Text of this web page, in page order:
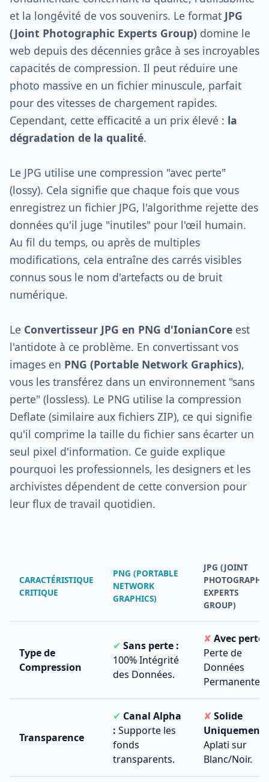
et la longévité de vos souvenirs. Le format JPG
(Joint Photographic Experts Group) domine le
web depuis des décennies grâce à ses incroyables
capacités de compression. Il peut réduire une
photo massive en un fichier minuscule, parfait
pour des vitesses de chargement rapides.
Cependant, cette efficacité a un prix élevé : la
dégradation de la qualité.
Le JPG utilise une compression "avec perte"
(lossy). Cela signifie que chaque fois que vous
enregistrez un fichier JPG, l'algorithme rejette des
données qu'il juge "inutiles" pour l'œil humain.
Au fil du temps, ou après de multiples
modifications, cela entraîne des carrés visibles
connus sous le nom d'artefacts ou de bruit
numérique.
Le Convertisseur JPG en PNG d'IonianCore est
l'antidote à ce problème. En convertissant vos
images en PNG (Portable Network Graphics),
vous les transférez dans un environnement "sans
perte" (lossless). Le PNG utilise la compression
Deflate (similaire aux fichiers ZIP), ce qui signifie
qu'il comprime la taille du fichier sans écarter un
seul pixel d'information. Ce guide explique
pourquoi les professionnels, les designers et les
archivistes dépendent de cette conversion pour
leur flux de travail quotidien.
CARACTÉRISTIQUE
CRITIQUE
PNG (PORTABLE
NETWORK
GRAPHICS)
JPG (JOINT
PHOTOGRAPHIC
EXPERTS
GROUP)
Type de
Compression
✔ Sans perte :
100% Intégrité
des Données.
✘ Avec perte :
Perte de
Données
Permanente.
Transparence
✔ Canal Alpha
: Supporte les
fonds
transparents.
✘ Solide
Uniquement :
Aplati sur
Blanc/Noir.